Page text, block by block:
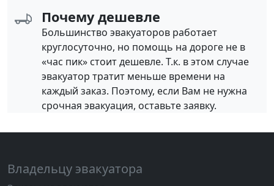
Почему дешевле
Большинство эвакуаторов работает
круглосуточно, но помощь на дороге не в
«час пик» стоит дешевле. Т.к. в этом случае
эвакуатор тратит меньше времени на
каждый заказ. Поэтому, если Вам не нужна
срочная эвакуация, оставьте заявку.
Владельцу эвакуатора